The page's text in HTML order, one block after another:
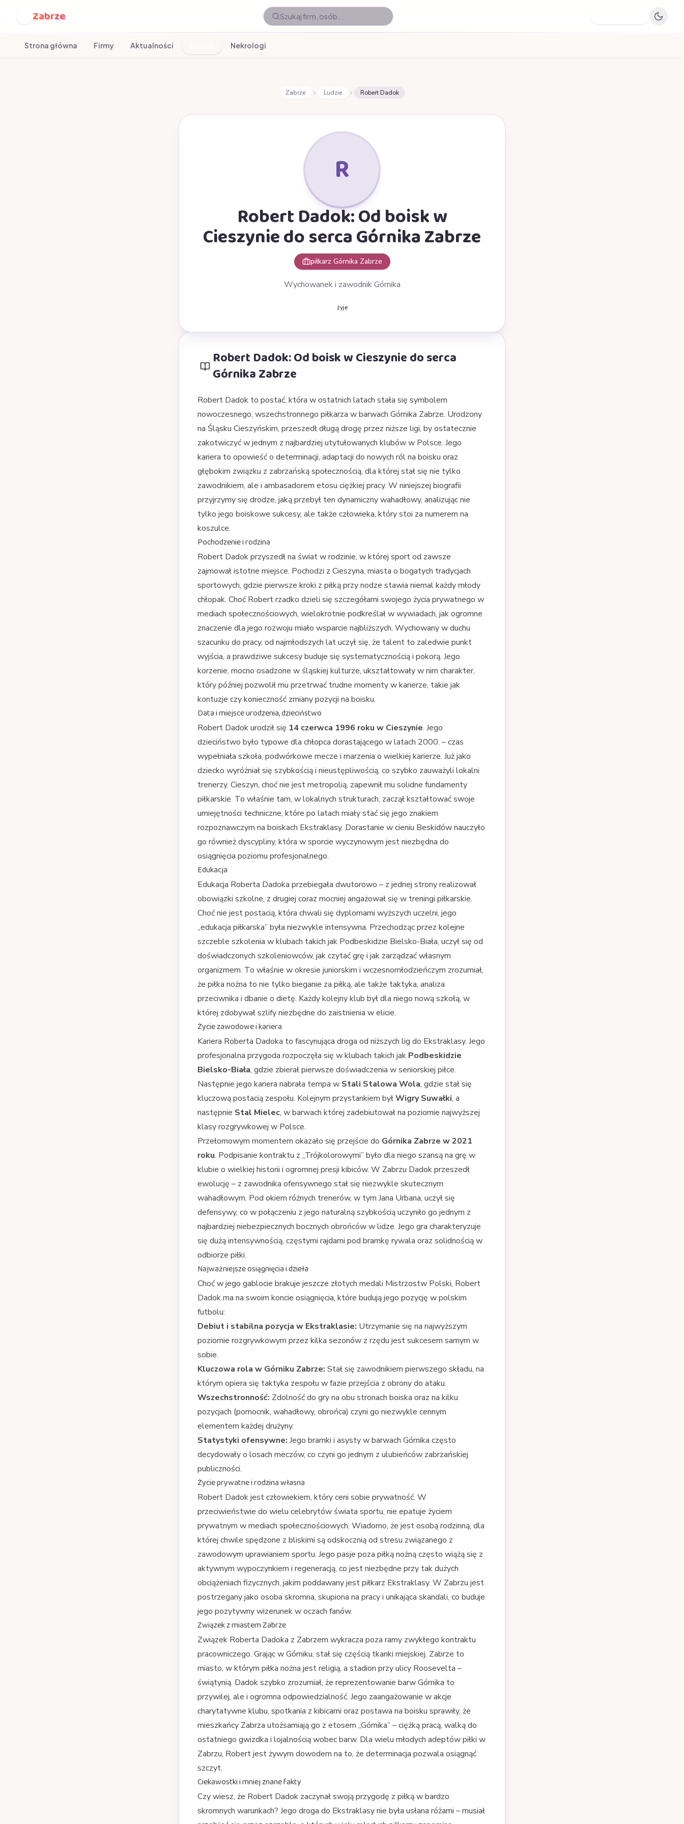
Zabrze
Strona główna Firmy Aktualności Nekrologi
Zabrze Ludzie Robert Dadok
R
Robert Dadok: Od boisk w
Cieszynie do serca Górnika Zabrze
piłkarz Górnika Zabrze
Wychowanek i zawodnik Górnika
żyje
Robert Dadok: Od boisk w Cieszynie do serca
Górnika Zabrze
Robert Dadok to postać, która w ostatnich latach stała się symbolem
nowoczesnego, wszechstronnego piłkarza w barwach Górnika Zabrze. Urodzony
na Śląsku Cieszyńskim, przeszedł długą drogę przez niższe ligi, by ostatecznie
zakotwiczyć w jednym z najbardziej utytułowanych klubów w Polsce. Jego
kariera to opowieść o determinacji, adaptacji do nowych ról na boisku oraz
głębokim związku z zabrzańską społecznością, dla której stał się nie tylko
zawodnikiem, ale i ambasadorem etosu ciężkiej pracy. W niniejszej biografii
przyjrzymy się drodze, jaką przebył ten dynamiczny wahadłowy, analizując nie
tylko jego boiskowe sukcesy, ale także człowieka, który stoi za numerem na
koszulce.
Pochodzenie i rodzina
Robert Dadok przyszedł na świat w rodzinie, w której sport od zawsze
zajmował istotne miejsce. Pochodzi z Cieszyna, miasta o bogatych tradycjach
sportowych, gdzie pierwsze kroki z piłką przy nodze stawia niemal każdy młody
chłopak. Choć Robert rzadko dzieli się szczegółami swojego życia prywatnego w
mediach społecznościowych, wielokrotnie podkreślał w wywiadach, jak ogromne
znaczenie dla jego rozwoju miało wsparcie najbliższych. Wychowany w duchu
szacunku do pracy, od najmłodszych lat uczył się, że talent to zaledwie punkt
wyjścia, a prawdziwe sukcesy buduje się systematycznością i pokorą. Jego
korzenie, mocno osadzone w śląskiej kulturze, ukształtowały w nim charakter,
który później pozwolił mu przetrwać trudne momenty w karierze, takie jak
kontuzje czy konieczność zmiany pozycji na boisku.
Data i miejsce urodzenia, dzieciństwo
Robert Dadok urodził się 14 czerwca 1996 roku w Cieszynie. Jego
dzieciństwo było typowe dla chłopca dorastającego w latach 2000. – czas
wypełniała szkoła, podwórkowe mecze i marzenia o wielkiej karierze. Już jako
dziecko wyróżniał się szybkością i nieustępliwością, co szybko zauważyli lokalni
trenerzy. Cieszyn, choć nie jest metropolią, zapewnił mu solidne fundamenty
piłkarskie. To właśnie tam, w lokalnych strukturach, zaczął kształtować swoje
umiejętności techniczne, które po latach miały stać się jego znakiem
rozpoznawczym na boiskach Ekstraklasy. Dorastanie w cieniu Beskidów nauczyło
go również dyscypliny, która w sporcie wyczynowym jest niezbędna do
osiągnięcia poziomu profesjonalnego.
Edukacja
Edukacja Roberta Dadoka przebiegała dwutorowo – z jednej strony realizował
obowiązki szkolne, z drugiej coraz mocniej angażował się w treningi piłkarskie.
Choć nie jest postacią, która chwali się dyplomami wyższych uczelni, jego
„edukacja piłkarska” była niezwykle intensywna. Przechodząc przez kolejne
szczeble szkolenia w klubach takich jak Podbeskidzie Bielsko-Biała, uczył się od
doświadczonych szkoleniowców, jak czytać grę i jak zarządzać własnym
organizmem. To właśnie w okresie juniorskim i wczesnomłodzieńczym zrozumiał,
że piłka nożna to nie tylko bieganie za piłką, ale także taktyka, analiza
przeciwnika i dbanie o dietę. Każdy kolejny klub był dla niego nową szkołą, w
której zdobywał szlify niezbędne do zaistnienia w elicie.
Życie zawodowe i kariera
Kariera Roberta Dadoka to fascynująca droga od niższych lig do Ekstraklasy. Jego
profesjonalna przygoda rozpoczęła się w klubach takich jak Podbeskidzie
Bielsko-Biała, gdzie zbierał pierwsze doświadczenia w seniorskiej piłce.
Następnie jego kariera nabrała tempa w Stali Stalowa Wola, gdzie stał się
kluczową postacią zespołu. Kolejnym przystankiem byłWigry Suwałki, a
następnie Stal Mielec, w barwach której zadebiutował na poziomie najwyższej
klasy rozgrywkowej w Polsce.
Przełomowym momentem okazało się przejście do Górnika Zabrze w 2021
roku. Podpisanie kontraktu z „Trójkolorowymi” było dla niego szansą na grę w
klubie o wielkiej historii i ogromnej presji kibiców. W Zabrzu Dadok przeszedł
ewolucję – z zawodnika ofensywnego stał się niezwykle skutecznym
wahadłowym. Pod okiem różnych trenerów, w tym Jana Urbana, uczył się
defensywy, co w połączeniu z jego naturalną szybkością uczyniło go jednym z
najbardziej niebezpiecznych bocznych obrońców w lidze. Jego gra charakteryzuje
się dużą intensywnością, częstymi rajdami pod bramkę rywala oraz solidnością w
odbiorze piłki.
Najważniejsze osiągnięcia i dzieła
Choć w jego gablocie brakuje jeszcze złotych medali Mistrzostw Polski, Robert
Dadok ma na swoim koncie osiągnięcia, które budują jego pozycję w polskim
futbolu:
Debiut i stabilna pozycja w Ekstraklasie: Utrzymanie się na najwyższym
poziomie rozgrywkowym przez kilka sezonów z rzędu jest sukcesem samym w
sobie.
Kluczowa rola w Górniku Zabrze: Stał się zawodnikiem pierwszego składu, na
którym opiera się taktyka zespołu w fazie przejścia z obrony do ataku.
Wszechstronność: Zdolność do gry na obu stronach boiska oraz na kilku
pozycjach (pomocnik, wahadłowy, obrońca) czyni go niezwykle cennym
elementem każdej drużyny.
Statystyki ofensywne: Jego bramki i asysty w barwach Górnika często
decydowały o losach meczów, co czyni go jednym z ulubieńców zabrzańskiej
publiczności.
Życie prywatne i rodzina własna
Robert Dadok jest człowiekiem, który ceni sobie prywatność. W
przeciwieństwie do wielu celebrytów świata sportu, nie epatuje życiem
prywatnym w mediach społecznościowych. Wiadomo, że jest osobą rodzinną, dla
której chwile spędzone z bliskimi są odskocznią od stresu związanego z
zawodowym uprawianiem sportu. Jego pasje poza piłką nożną często wiążą się z
aktywnym wypoczynkiem i regeneracją, co jest niezbędne przy tak dużych
obciążeniach fizycznych, jakim poddawany jest piłkarz Ekstraklasy. W Zabrzu jest
postrzegany jako osoba skromna, skupiona na pracy i unikająca skandali, co buduje
jego pozytywny wizerunek w oczach fanów.
Związek z miastem Zabrze
Związek Roberta Dadoka z Zabrzem wykracza poza ramy zwykłego kontraktu
pracowniczego. Grając w Górniku, stał się częścią tkanki miejskiej. Zabrze to
miasto, w którym piłka nożna jest religią, a stadion przy ulicy Roosevelta –
świątynią. Dadok szybko zrozumiał, że reprezentowanie barw Górnika to
przywilej, ale i ogromna odpowiedzialność. Jego zaangażowanie w akcje
charytatywne klubu, spotkania z kibicami oraz postawa na boisku sprawiły, że
mieszkańcy Zabrza utożsamiają go z etosem „Górnika” – ciężką pracą, walką do
ostatniego gwizdka i lojalnością wobec barw. Dla wielu młodych adeptów piłki w
Zabrzu, Robert jest żywym dowodem na to, że determinacja pozwala osiągnąć
szczyt.
Ciekawostki i mniej znane fakty
Czy wiesz, że Robert Dadok zaczynał swoją przygodę z piłką w bardzo
skromnych warunkach? Jego droga do Ekstraklasy nie była usłana różami – musiał